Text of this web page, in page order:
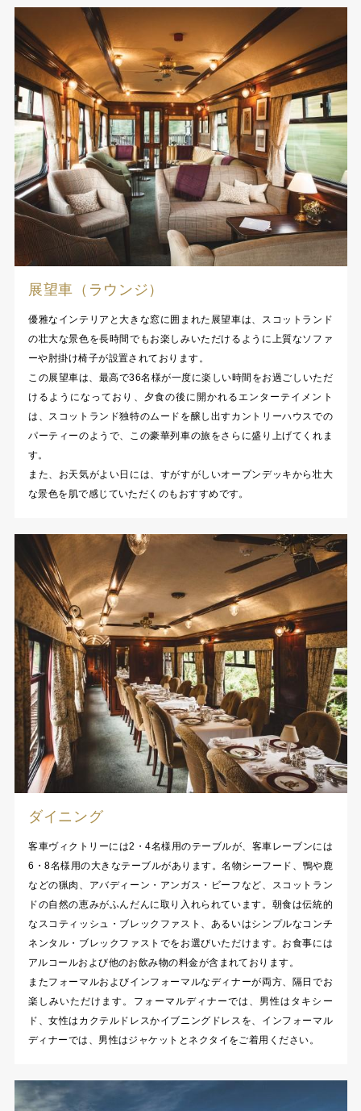
展望車（ラウンジ）
優雅なインテリアと大きな窓に囲まれた展望車は、スコットランド
の壮大な景色を長時間でもお楽しみいただけるように上質なソファ
ーや肘掛け椅子が設置されております。
この展望車は、最高で36名様が一度に楽しい時間をお過ごしいただ
けるようになっており、夕食の後に開かれるエンターテイメント
は、スコットランド独特のムードを醸し出すカントリーハウスでの
パーティーのようで、この豪華列車の旅をさらに盛り上げてくれま
す。
また、お天気がよい日には、すがすがしいオープンデッキから壮大
な景色を肌で感じていただくのもおすすめです。
ダイニング
客車ヴィクトリーには2・4名様用のテーブルが、客車レーブンには
6・8名様用の大きなテーブルがあります。名物シーフード、鴨や鹿
などの猟肉、アバディーン・アンガス・ビーフなど、スコットラン
ドの自然の恵みがふんだんに取り入れられています。朝食は伝統的
なスコティッシュ・ブレックファスト、あるいはシンプルなコンチ
ネンタル・ブレックファストでをお選びいただけます。お食事には
アルコールおよび他のお飲み物の料金が含まれております。
またフォーマルおよびインフォーマルなディナーが両方、隔日でお
楽しみいただけます。フォーマルディナーでは、男性はタキシー
ド、女性はカクテルドレスかイブニングドレスを、インフォーマル
ディナーでは、男性はジャケットとネクタイをご着用ください。